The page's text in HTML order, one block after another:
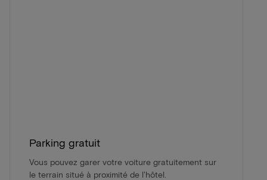
Parking gratuit
Vous pouvez garer votre voiture gratuitement sur
le terrain situé à proximité de l'hôtel.